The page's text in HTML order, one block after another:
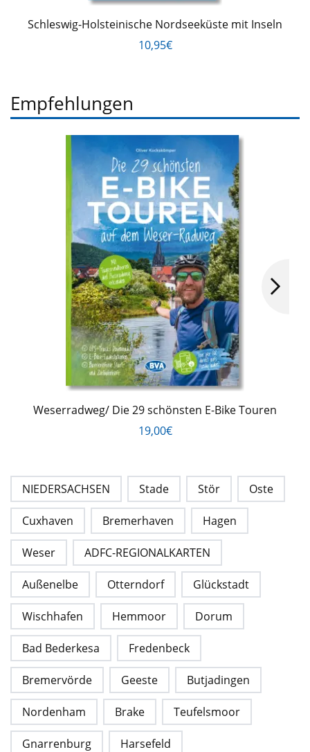
Schleswig-Holsteinische Nordseeküste mit Inseln
10,95€
Empfehlungen
Weserradweg/ Die 29 schönsten E-Bike Touren
19,00€
NIEDERSACHSEN Stade Stör Oste
Cuxhaven Bremerhaven Hagen
Weser ADFC-REGIONALKARTEN
Außenelbe Otterndorf Glückstadt
Wischhafen Hemmoor Dorum
Bad Bederkesa Fredenbeck
Bremervörde Geeste Butjadingen
Nordenham Brake Teufelsmoor
Gnarrenburg Harsefeld